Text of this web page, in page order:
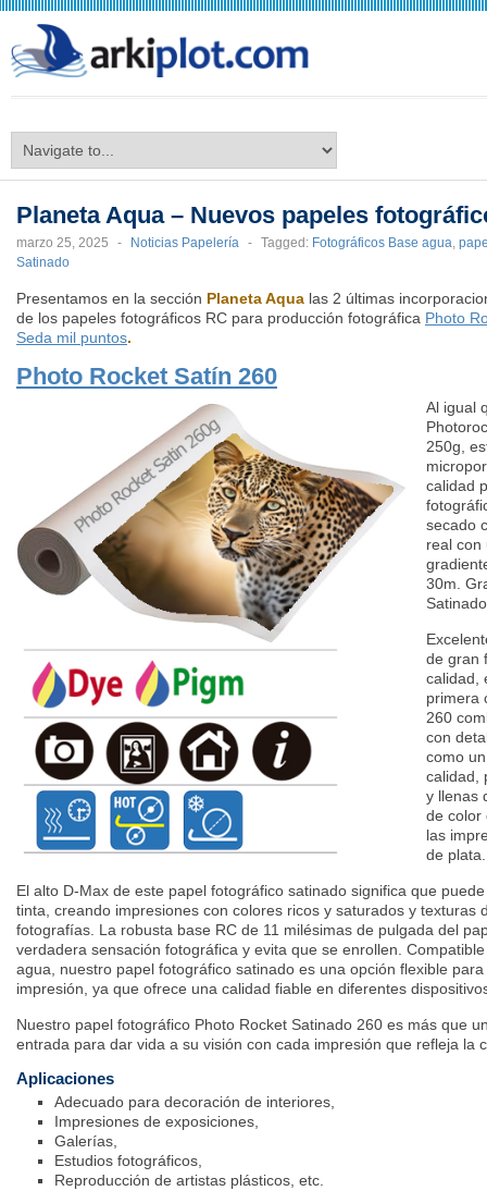
Planeta Aqua – Nuevos papeles
marzo 25, 2025 - Noticias Papelería - Tagged: Fotográficos Base agua,
Satinado
Presentamos en la sección Planeta Aqua las 2 últimas
de los papeles fotográficos RC para producción fotográfica Photo
Seda mil puntos.
Photo Rocket Satín 260
Al igual
250g,
calidad
secado
real con
30m.
de gran
calidad,
primera
260
con
como
calidad,
y llenas
de color
las
de plata.
El alto D-Max de este papel fotográfico satinado significa que
tinta, creando impresiones con colores ricos y saturados y texturas
fotografías. La robusta base RC de 11 milésimas de pulgada del
verdadera sensación fotográfica y evita que se enrollen.
agua, nuestro papel fotográfico satinado es una opción flexible
impresión, ya que ofrece una calidad fiable en diferentes
Nuestro papel fotográfico Photo Rocket Satinado 260 es más que
entrada para dar vida a su visión con cada impresión que refleja la
Aplicaciones
Adecuado para decoración de interiores,
Impresiones de exposiciones,
Galerías,
Estudios fotográficos,
Reproducción de artistas plásticos, etc.